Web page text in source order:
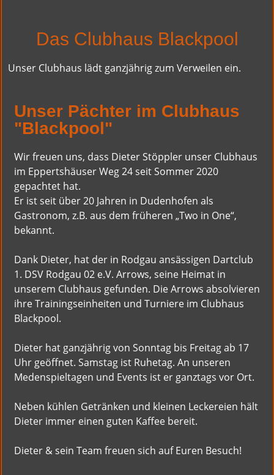
Das Clubhaus Blackpool
Unser Clubhaus lädt ganzjährig zum Verweilen ein.
Unser Pächter im Clubhaus
"Blackpool"
Wir freuen uns, dass Dieter Stöppler unser Clubhaus
im Eppertshäuser Weg 24 seit Sommer 2020
gepachtet hat.
Er ist seit über 20 Jahren in Dudenhofen als
Gastronom, z.B. aus dem früheren „Two in One“,
bekannt.
Dank Dieter, hat der in Rodgau ansässigen Dartclub
1. DSV Rodgau 02 e.V. Arrows, seine Heimat in
unserem Clubhaus gefunden. Die Arrows absolvieren
ihre Trainingseinheiten und Turniere im Clubhaus
Blackpool.
Dieter hat ganzjährig von Sonntag bis Freitag ab 17
Uhr geöffnet. Samstag ist Ruhetag. An unseren
Medenspieltagen und Events ist er ganztags vor Ort.
Neben kühlen Getränken und kleinen Leckereien hält
Dieter immer einen guten Kaffee bereit.
Dieter & sein Team freuen sich auf Euren Besuch!